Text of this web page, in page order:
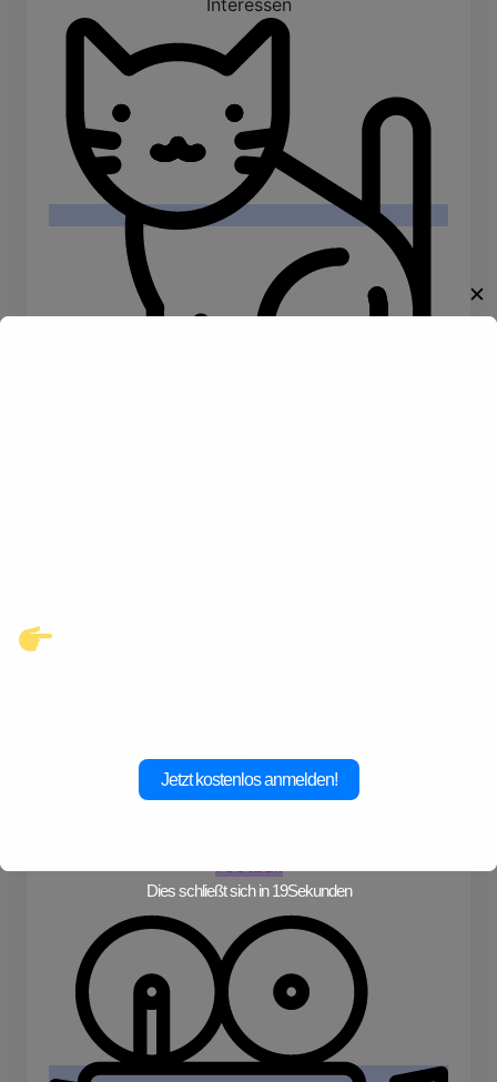
Interessen
Football
✕
Jetzt kostenlos anmelden!
Dies schließt sich in19Sekunden